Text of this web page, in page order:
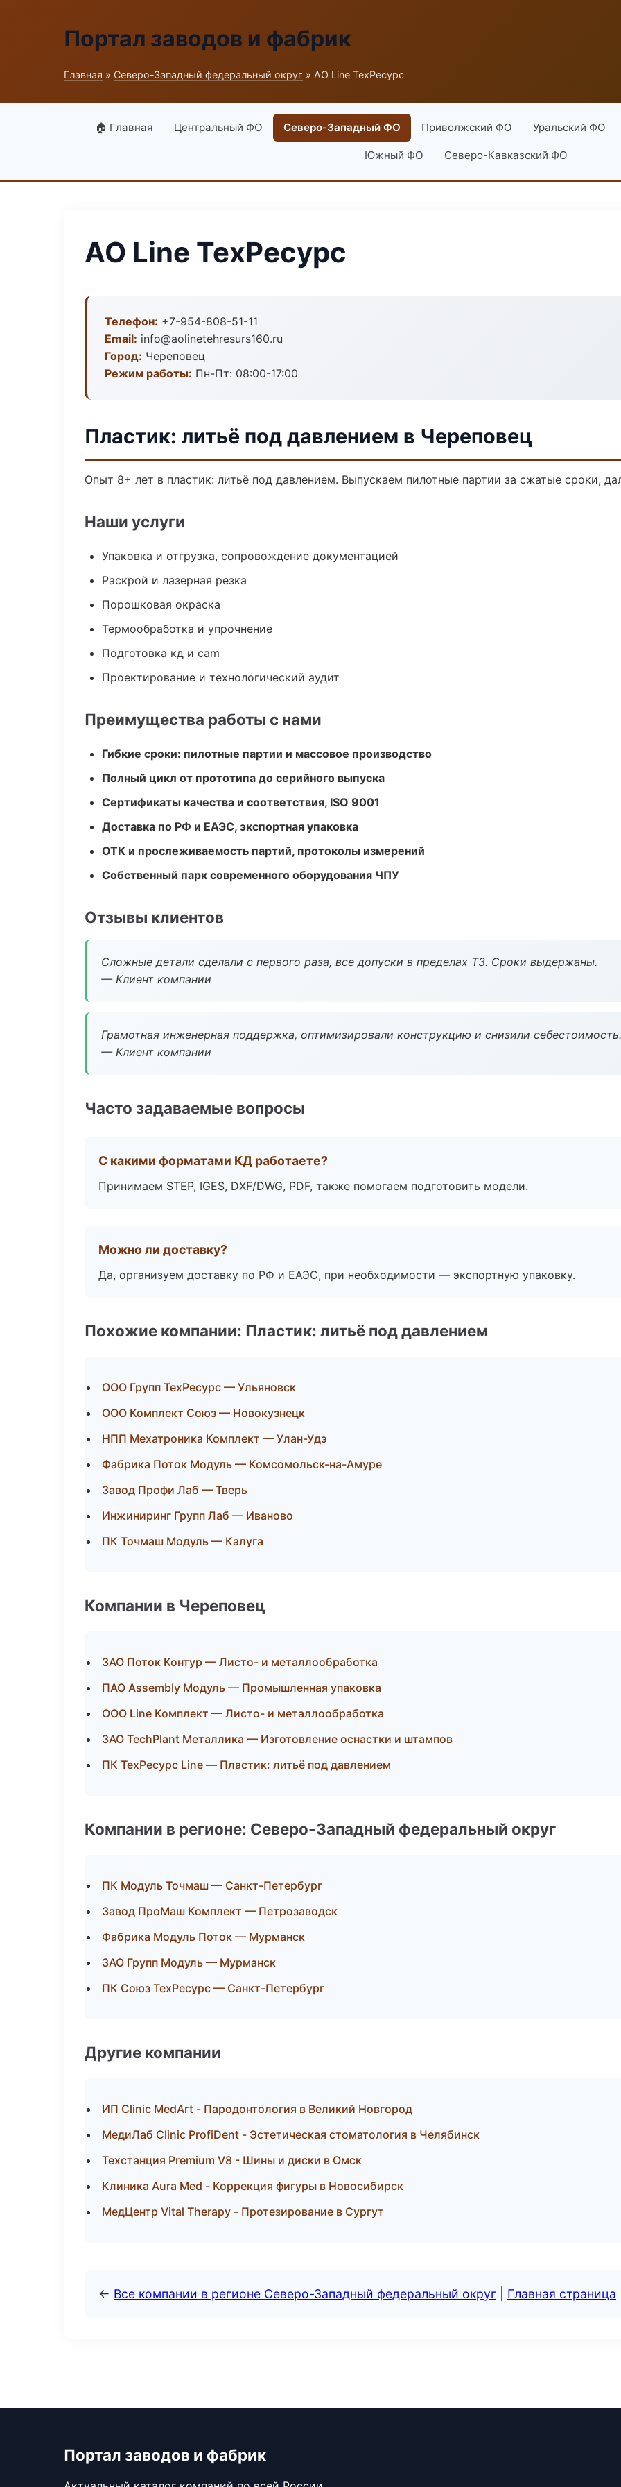
Портал заводов и фабрик
Главная » Северо-Западный федеральный округ » АО Line ТехРесурс
🏠 Главная Центральный ФО Северо-Западный ФО Приволжский ФО Уральский ФО
Южный ФО Северо-Кавказский ФО
АО Line ТехРесурс
Телефон: +7-954-808-51-11
Email: info@aolinetehresurs160.ru
Город: Череповец
Режим работы: Пн-Пт: 08:00-17:00
Пластик: литьё под давлением в Череповец
Опыт 8+ лет в пластик: литьё под давлением. Выпускаем пилотные партии за сжатые сроки,
Наши услуги
Упаковка и отгрузка, сопровождение документацией
Раскрой и лазерная резка
Порошковая окраска
Термообработка и упрочнение
Подготовка кд и cam
Проектирование и технологический аудит
Преимущества работы с нами
Гибкие сроки: пилотные партии и массовое производство
Полный цикл от прототипа до серийного выпуска
Сертификаты качества и соответствия, ISO 9001
Доставка по РФ и ЕАЭС, экспортная упаковка
ОТК и прослеживаемость партий, протоколы измерений
Собственный парк современного оборудования ЧПУ
Отзывы клиентов
Сложные детали сделали с первого раза, все допуски в пределах ТЗ. Сроки выдержаны.
— Клиент компании
Грамотная инженерная поддержка, оптимизировали конструкцию и снизили себестоимость.
— Клиент компании
Часто задаваемые вопросы
С какими форматами КД работаете?
Принимаем STEP, IGES, DXF/DWG, PDF, также помогаем подготовить модели.
Можно ли доставку?
Да, организуем доставку по РФ и ЕАЭС, при необходимости — экспортную упаковку.
Похожие компании: Пластик: литьё под давлением
ООО Групп ТехРесурс — Ульяновск
ООО Комплект Союз — Новокузнецк
НПП Мехатроника Комплект — Улан-Удэ
Фабрика Поток Модуль — Комсомольск-на-Амуре
Завод Профи Лаб — Тверь
Инжиниринг Групп Лаб — Иваново
ПК Точмаш Модуль — Калуга
Компании в Череповец
ЗАО Поток Контур — Листо- и металлообработка
ПАО Assembly Модуль — Промышленная упаковка
ООО Line Комплект — Листо- и металлообработка
ЗАО TechPlant Металлика — Изготовление оснастки и штампов
ПК ТехРесурс Line — Пластик: литьё под давлением
Компании в регионе: Северо-Западный федеральный округ
ПК Модуль Точмаш — Санкт-Петербург
Завод ПроМаш Комплект — Петрозаводск
Фабрика Модуль Поток — Мурманск
ЗАО Групп Модуль — Мурманск
ПК Союз ТехРесурс — Санкт-Петербург
Другие компании
ИП Clinic MedArt - Пародонтология в Великий Новгород
МедиЛаб Clinic ProfiDent - Эстетическая стоматология в Челябинск
Техстанция Premium V8 - Шины и диски в Омск
Клиника Aura Med - Коррекция фигуры в Новосибирск
МедЦентр Vital Therapy - Протезирование в Сургут
← Все компании в регионе Северо-Западный федеральный округ Главная страница
Портал заводов и фабрик